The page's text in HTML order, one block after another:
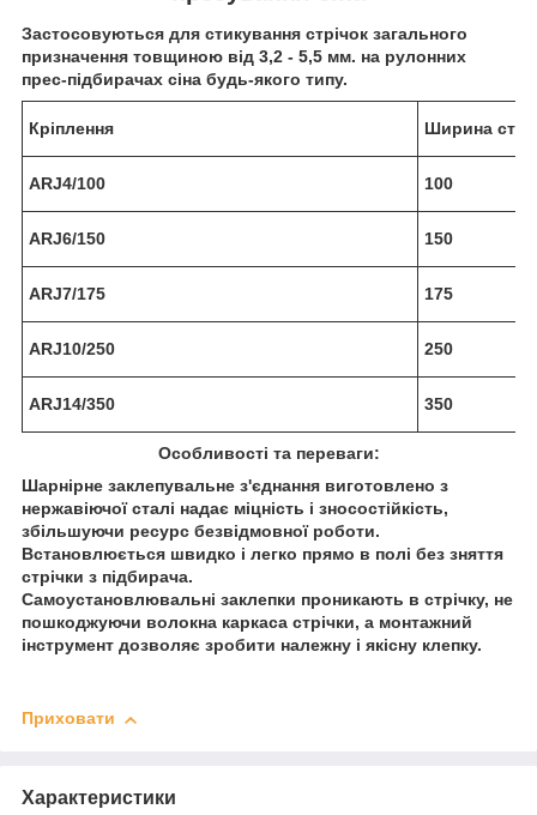
Застосовуються для стикування стрічок загального
призначення товщиною від 3,2 - 5,5 мм. на рулонних
прес-підбирачах сіна будь-якого типу.
Кріплення Ширина
ARJ4/100 100
ARJ6/150 150
ARJ7/175 175
ARJ10/250 250
ARJ14/350 350
Особливості та переваги:
Шарнірне заклепувальне з'єднання виготовлено з
нержавіючої сталі надає міцність і зносостійкість,
збільшуючи ресурс безвідмовної роботи.
Встановлюється швидко і легко прямо в полі без зняття
стрічки з підбирача.
Самоустановлювальні заклепки проникають в стрічку, не
пошкоджуючи волокна каркаса стрічки, а монтажний
інструмент дозволяє зробити належну і якісну клепку.
Приховати
Характеристики